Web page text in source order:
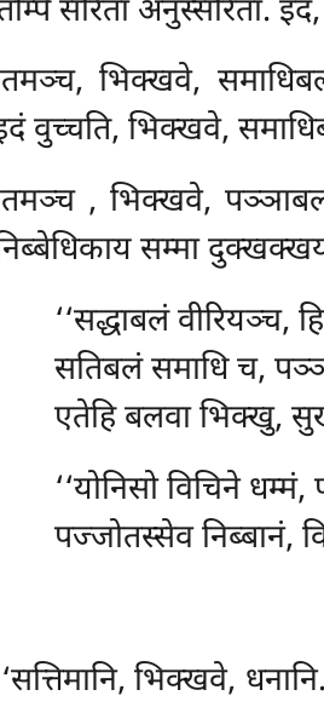
सरिता अनुस्सरिता.
भिक्खवे,
वुच्चति, भिक्खवे,
, भिक्खवे,
सम्मा
‘‘सद्धाबलं वीरियञ्च,
सतिबलं समाधि च,
एतेहि बलवा भिक्खु,
‘‘योनिसो विचिने
पज्जोतस्सेव निब्बानं,
भिक्खवे,